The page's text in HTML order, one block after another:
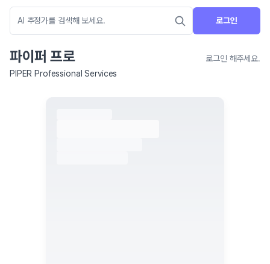
로그인
파이퍼 프로
로그인 해주세요.
PIPER Professional Services